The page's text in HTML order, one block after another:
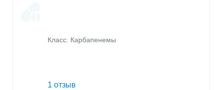
Класс: Карбапенемы
1 отзыв